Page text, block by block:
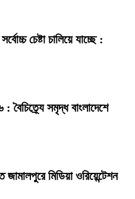
চেষ্টা চালিয়ে যাচ্ছে :
সমৃদ্ধ বাংলাদেশে
মিডিয়া ওরিয়েন্টেশন